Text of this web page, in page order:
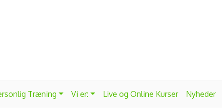
Træning Vi er: Live og Online Kurser Nyheder